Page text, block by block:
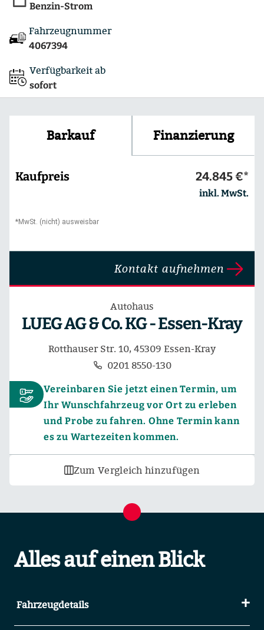
Benzin-Strom
Fahrzeugnummer
4067394
Verfügbarkeit ab
sofort
Barkauf Finanzierung
Kaufpreis 24.845 €*
inkl. MwSt.
*MwSt. (nicht) ausweisbar
Kontakt aufnehmen
Autohaus
LUEG AG & Co. KG - Essen-Kray
Rotthauser Str. 10, 45309 Essen-Kray
0201 8550-130
Vereinbaren Sie jetzt einen Termin, um
Ihr Wunschfahrzeug vor Ort zu erleben
und Probe zu fahren. Ohne Termin kann
es zu Wartezeiten kommen.
Zum Vergleich hinzufügen
Alles auf einen Blick
Fahrzeugdetails